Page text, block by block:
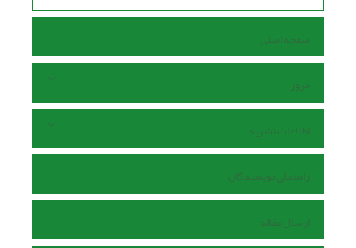
صفحه اصلی
مرور
اطلاعات نشریه
راهنمای نویسندگان
ارسال مقاله